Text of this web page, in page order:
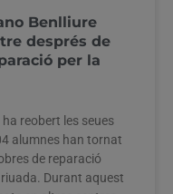
Benlliure
després de
per la
ha reobert les seues
alumnes han tornat
de reparació
riuada. Durant aquest